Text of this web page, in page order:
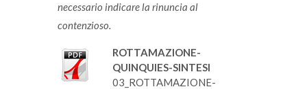
necessario indicare la rinuncia al
contenzioso.
ROTTAMAZIONE-
QUINQUIES-SINTESI
03_ROTTAMAZIONE-